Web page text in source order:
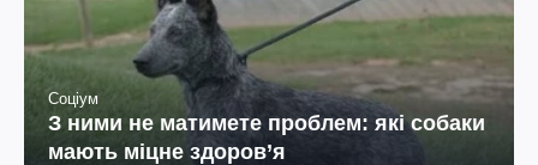
Соціум
З ними не матимете проблем: які собаки
мають міцне здоров’я